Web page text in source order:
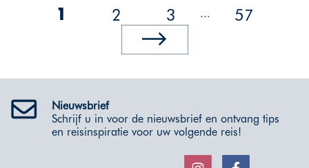
1 2 3 ... 57
Nieuwsbrief
Schrijf u in voor de nieuwsbrief en ontvang tips
en reisinspiratie voor uw volgende reis!